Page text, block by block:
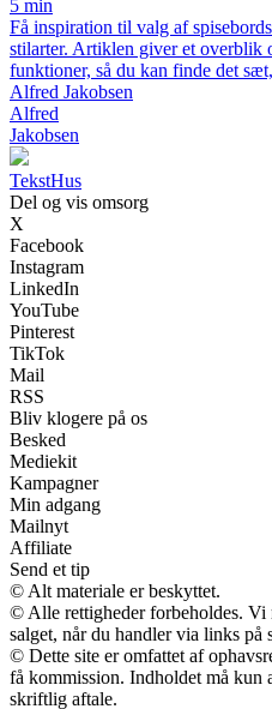
5 min
Få inspiration til valg af
stilarter. Artiklen giver et overblik
funktioner, så du kan finde det
Alfred Jakobsen
Alfred
Jakobsen
TekstHus
Del og vis omsorg
X
Facebook
Instagram
LinkedIn
YouTube
Pinterest
TikTok
Mail
RSS
Bliv klogere på os
Besked
Mediekit
Kampagner
Min adgang
Mailnyt
Affiliate
Send et tip
© Alt materiale er beskyttet.
© Alle rettigheder forbeholdes. Vi
salget, når du handler via links på
© Dette site er omfattet af
få kommission. Indholdet må kun
skriftlig aftale.